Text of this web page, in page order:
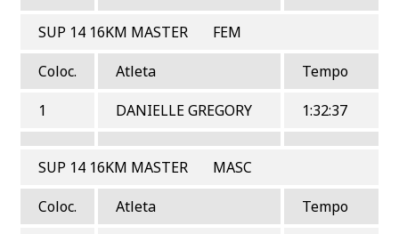
SUP 14 16KM MASTER FEM
Coloc.
Atleta
Tempo
1
DANIELLE GREGORY 1:32:37
SUP 14 16KM MASTER MASC
Coloc.
Atleta
Tempo